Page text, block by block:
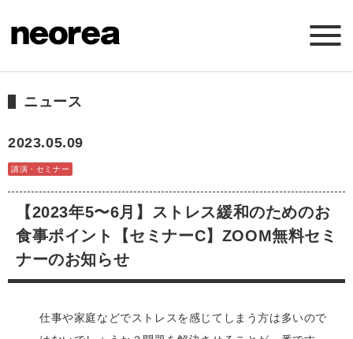
ニュース
サービス
会社概要
お問い合わせ
ニュース
2023.05.09
講演・セミナー
【2023年5〜6月】ストレス緩和のためのお
食事ポイント【セミナーC】ZOOM無料セミ
ナーのお知らせ
仕事や家庭などでストレスを感じてしまう方は多いので